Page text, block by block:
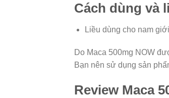
Cách dùng và
Liều dùng cho nam
Do Maca 500mg NOW
Bạn nên sử dụng sản
Review Maca